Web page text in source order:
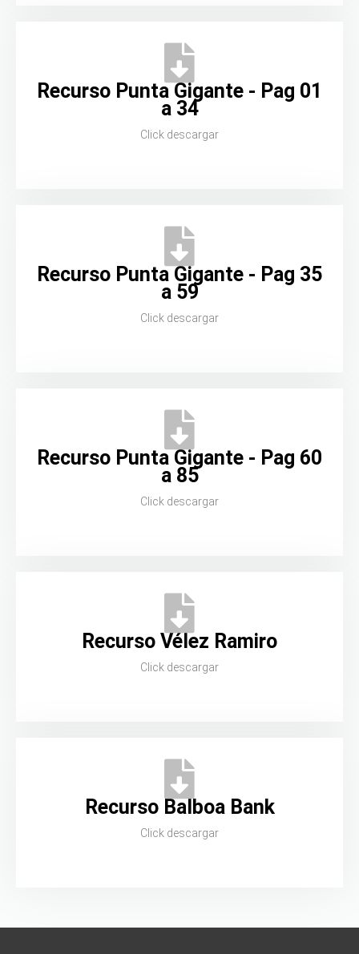
Recurso Punta Gigante - Pag 01
a 34
Click descargar
Recurso Punta Gigante - Pag 35
a 59
Click descargar
Recurso Punta Gigante - Pag 60
a 85
Click descargar
Recurso Vélez Ramiro
Click descargar
Recurso Balboa Bank
Click descargar